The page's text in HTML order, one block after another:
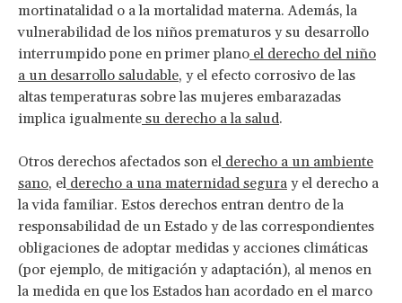
mortinatalidad o a la mortalidad materna. Además, la
vulnerabilidad de los niños prematuros y su desarrollo
interrumpido pone en primer plano el derecho del niño
a un desarrollo saludable, y el efecto corrosivo de las
altas temperaturas sobre las mujeres embarazadas
implica igualmente su derecho a la salud.
Otros derechos afectados son el derecho a un ambiente
sano, el derecho a una maternidad segura y el derecho a
la vida familiar. Estos derechos entran dentro de la
responsabilidad de un Estado y de las correspondientes
obligaciones de adoptar medidas y acciones climáticas
(por ejemplo, de mitigación y adaptación), al menos en
la medida en que los Estados han acordado en el marco